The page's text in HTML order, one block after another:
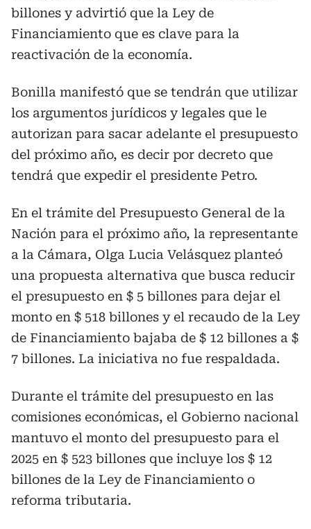
billones y advirtió que la Ley de
Financiamiento que es clave para la
reactivación de la economía.
Bonilla manifestó que se tendrán que utilizar
los argumentos jurídicos y legales que le
autorizan para sacar adelante el presupuesto
del próximo año, es decir por decreto que
tendrá que expedir el presidente Petro.
En el trámite del Presupuesto General de la
Nación para el próximo año, la representante
a la Cámara, Olga Lucia Velásquez planteó
una propuesta alternativa que busca reducir
el presupuesto en $ 5 billones para dejar el
monto en $ 518 billones y el recaudo de la Ley
de Financiamiento bajaba de $ 12 billones a $
7 billones. La iniciativa no fue respaldada.
Durante el trámite del presupuesto en las
comisiones económicas, el Gobierno nacional
mantuvo el monto del presupuesto para el
2025 en $ 523 billones que incluye los $ 12
billones de la Ley de Financiamiento o
reforma tributaria.